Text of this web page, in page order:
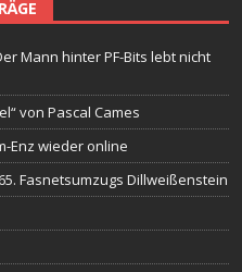
Mann hinter PF-Bits lebt nicht
von Pascal Cames
Enz wieder online
Fasnetsumzugs Dillweißenstein